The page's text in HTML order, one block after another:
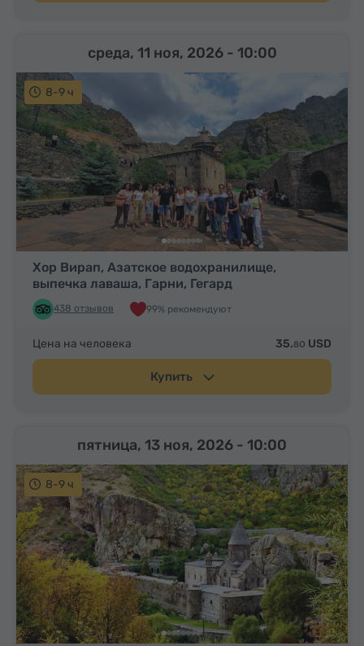
8-9 ч
Хор Вирап, Азатское водохранилище,
выпечка лаваша, Гарни, Гегард
438 отзывов 99% рекомендуют
среда, 11 ноя, 2026 - 10:00
Цена на человека 35.80 USD
Купить
8-9 ч
пятница, 13 ноя, 2026 - 10:00